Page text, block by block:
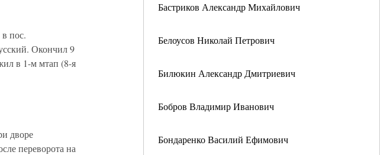
Бастриков Александр Михайлович
Белоусов Николай Петрович
Билюкин Александр Дмитриевич
Бобров Владимир Иванович
Бондаренко Василий Ефимович
пос.
Окончил 9
в 1-м мтап (8-я
дворе
переворота на